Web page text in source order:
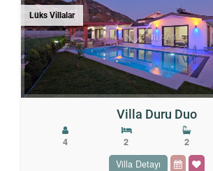
Lüks Villalar
Villa Duru Duo
4 2 2
Villa Detayı